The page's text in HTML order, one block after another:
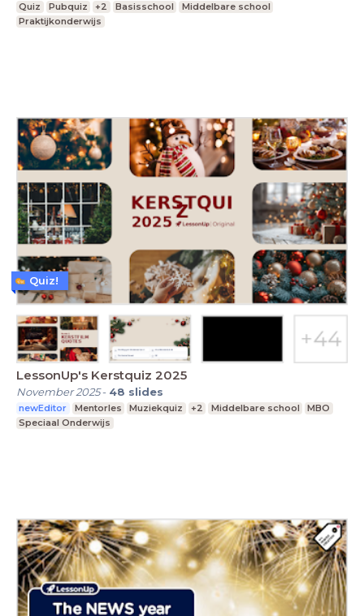
Quiz Pubquiz +2 Basisschool
Middelbare school
Praktijkonderwijs
LessonUp's Kerstquiz 2025
November 2025- 48 slides
newEditor Mentorles Muziekquiz +2 Middelbare school
MBO
Speciaal Onderwijs
Quiz!